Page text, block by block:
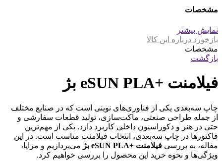
مشخصات
نمایش بیشتر
بازخورد درباره این کالا
مشخصات
بازگشت
فیلامنت +eSUN PLA بژ
چاپ سه‌بعدی یکی از فناوری‌های نوینی است که در صنایع مختلف
از جمله طراحی صنعتی، ماکت‌سازی، تولید قطعات سفارشی و
حتی در هنر و دکوراسیون داخلی کاربرد دارد. یکی از مهم‌ترین
فاکتورها در چاپ سه‌بعدی، انتخاب فیلامنت مناسب است. در این
مقاله، به بررسی فیلامنت +eSUN PLA بژ
می‌پردازیم و مزایا،
ویژگی‌ها و نحوه خرید این محصول را بررسی خواهیم کرد.